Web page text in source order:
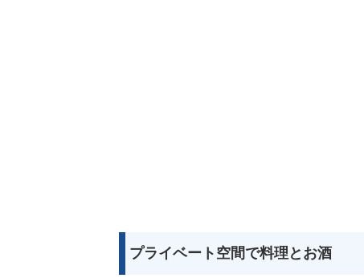
プライベート空間で料理とお酒